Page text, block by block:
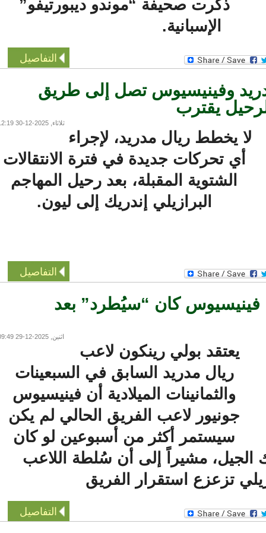
ذكرت صحيفة “موندو ديبورتيفو”
الإسبانية.
التفاصيل
وفينيسيوس تصل إلى طريق
يقترب
ثلاثاء, 2025-12-30 12:19
لا يخطط ريال مدريد، لإجراء
أي تحركات جديدة في فترة الانتقالات
الشتوية المقبلة، بعد رحيل المهاجم
البرازيلي إندريك إلى ليون.
التفاصيل
كان “سيُطرد” بعد
اثنين, 2025-12-29 09:49
يعتقد بولي رينكون لاعب
ريال مدريد السابق في السبعينات
والثمانينات الميلادية أن فينيسيوس
جونيور لاعب الفريق الحالي لم يكن
سيستمر أكثر من أسبوعين لو كان
مشيراً إلى أن سُلطة اللاعب
تزعزع استقرار الفريق
التفاصيل